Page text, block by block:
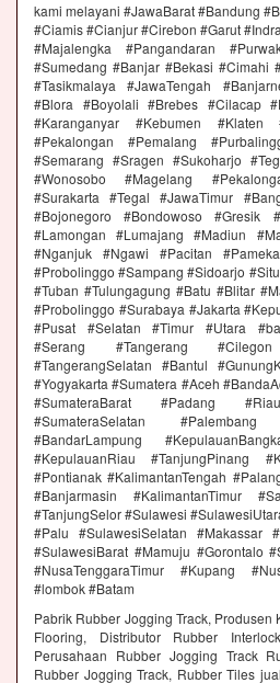
kami melayani #JawaBarat #Bandung
#Ciamis #Cianjur #Cirebon #Garut
#Majalengka #Pangandaran
#Sumedang #Banjar #Bekasi #Cimahi
#Tasikmalaya #JawaTengah
#Blora #Boyolali #Brebes #Cilacap
#Karanganyar #Kebumen
#Pekalongan #Pemalang
#Semarang #Sragen #Sukoharjo
#Wonosobo #Magelang
#Surakarta #Tegal #JawaTimur
#Bojonegoro #Bondowoso #Gresik
#Lamongan #Lumajang #Madiun
#Nganjuk #Ngawi #Pacitan
#Probolinggo #Sampang #Sidoarjo
#Tuban #Tulungagung #Batu #Blitar
#Probolinggo #Surabaya #Jakarta
#Pusat #Selatan #Timur #Utara
#Serang #Tangerang
#TangerangSelatan #Bantul
#Yogyakarta #Sumatera #Aceh
#SumateraBarat #Padang
#SumateraSelatan
#BandarLampung
#KepulauanRiau #TanjungPinang
#Pontianak #KalimantanTengah
#Banjarmasin #KalimantanTimur
#TanjungSelor #Sulawesi
#Palu #SulawesiSelatan #Makassar
#SulawesiBarat #Mamuju #Gorontalo
#NusaTenggaraTimur #Kupang
#lombok #Batam
Pabrik Rubber Jogging Track,
Flooring, Distributor Rubber
Perusahaan Rubber Jogging Track
Rubber Jogging Track, Rubber Tiles